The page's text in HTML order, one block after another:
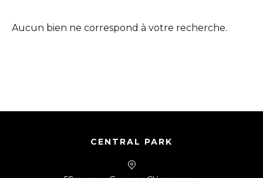
Aucun bien ne correspond à votre recherche.
CENTRAL PARK